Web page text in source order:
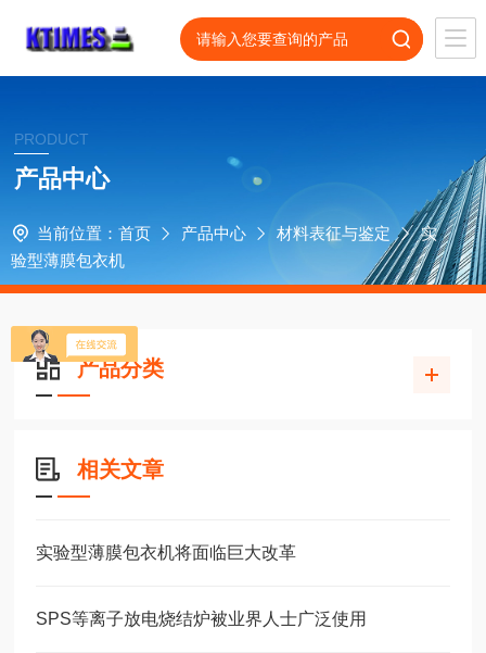
PRODUCT
产品中心
当前位置： 首页 产品中心 材料表征与鉴定
实
验型薄膜包衣机
产品分类
相关文章
实验型薄膜包衣机将面临巨大改革
SPS等离子放电烧结炉被业界人士广泛使用